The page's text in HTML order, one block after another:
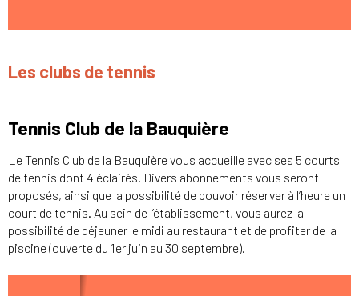
Les clubs de tennis
Tennis Club de la Bauquière
Le Tennis Club de la Bauquière vous accueille avec ses 5 courts
de tennis dont 4 éclairés. Divers abonnements vous seront
proposés, ainsi que la possibilité de pouvoir réserver à l’heure un
court de tennis. Au sein de l’établissement, vous aurez la
possibilité de déjeuner le midi au restaurant et de profiter de la
piscine (ouverte du 1er juin au 30 septembre).